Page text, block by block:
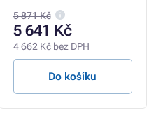
Fi - A4/11min.
5 871 Kč
5 641 Kč
4 662 Kč bez DPH
Do košíku